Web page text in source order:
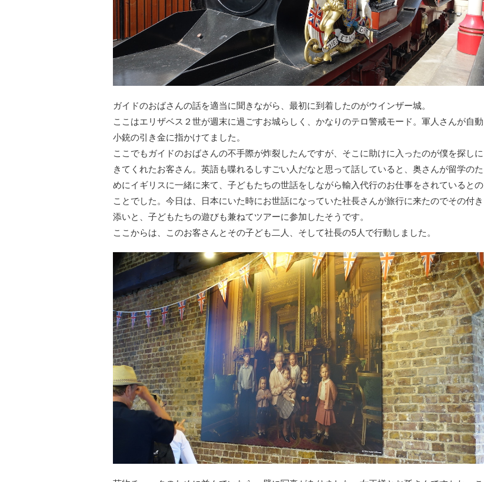
ガイドのおばさんの話を適当に聞きながら、最初に到着したのがウインザー城。
ここはエリザベス２世が週末に過ごすお城らしく、かなりのテロ警戒モード。軍人さんが自動
小銃の引き金に指かけてました。
ここでもガイドのおばさんの不手際が炸裂したんですが、そこに助けに入ったのが僕を探しに
きてくれたお客さん。英語も喋れるしすごい人だなと思って話していると、奥さんが留学のた
めにイギリスに一緒に来て、子どもたちの世話をしながら輸入代行のお仕事をされているとの
ことでした。今日は、日本にいた時にお世話になっていた社長さんが旅行に来たのでその付き
添いと、子どもたちの遊びも兼ねてツアーに参加したそうです。
ここからは、このお客さんとその子ども二人、そして社長の5人で行動しました。